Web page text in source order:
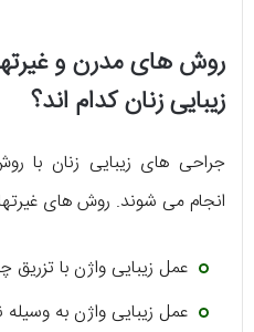
روش های مدرن و
زیبایی زنان کدام اند؟
جراحی های زیبایی زنان با
انجام می شوند. روش های
عمل زیبایی واژن با تزریق
عمل زیبایی واژن به وسیله